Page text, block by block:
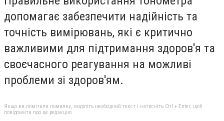
допомагає забезпечити надійність та
точність вимірювань, які є критично
важливими для підтримання здоров'я та
своєчасного реагування на можливі
проблеми зі здоров'ям.
Якщо ви помітили помилку, виділіть необхідний текст і натисніть Ctrl + Enter, щоб
повідомити про це редакцію